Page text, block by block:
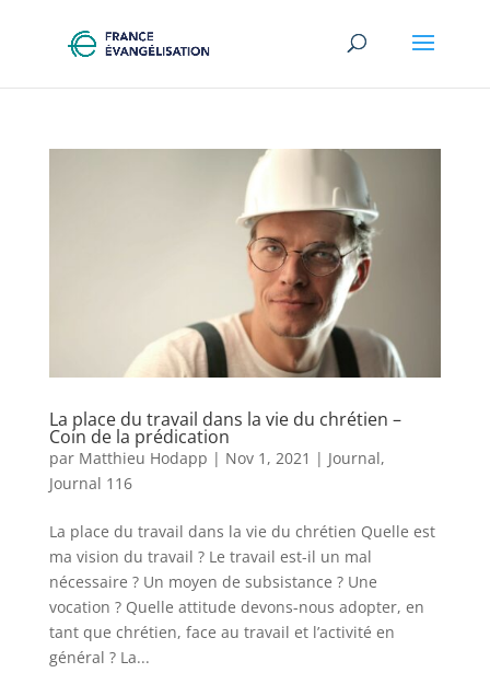
La place du travail dans la vie du chrétien –
Coin de la prédication
par Matthieu Hodapp | Nov 1, 2021 | Journal,
Journal 116
La place du travail dans la vie du chrétien Quelle est
ma vision du travail ? Le travail est-il un mal
nécessaire ? Un moyen de subsistance ? Une
vocation ? Quelle attitude devons-nous adopter, en
tant que chrétien, face au travail et l’activité en
général ? La...